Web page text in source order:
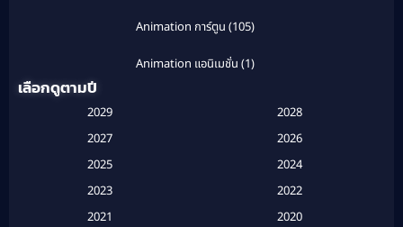
Animation การ์ตูน (105)
Animation แอนิเมชั่น (1)
Based on a True Story สร้างจากเรื่องจริง(2)
เลือกดูตามปี
2029
2028
2027
2026
2025
2024
2023
2022
2021
2020